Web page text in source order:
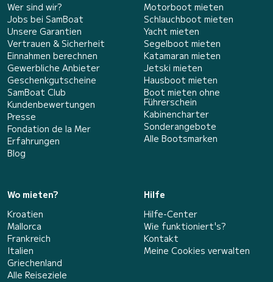
Wer sind wir?
Jobs bei SamBoat
Unsere Garantien
Vertrauen & Sicherheit
Einnahmen berechnen
Gewerbliche Anbieter
Geschenkgutscheine
SamBoat Club
Kundenbewertungen
Presse
Fondation de la Mer
Erfahrungen
Blog
Motorboot mieten
Schlauchboot mieten
Yacht mieten
Segelboot mieten
Katamaran mieten
Jetski mieten
Hausboot mieten
Boot mieten ohne
Führerschein
Kabinencharter
Sonderangebote
Alle Bootsmarken
Wo mieten?
Kroatien
Mallorca
Frankreich
Italien
Griechenland
Alle Reiseziele
Hilfe
Hilfe-Center
Wie funktioniert's?
Kontakt
Meine Cookies verwalten